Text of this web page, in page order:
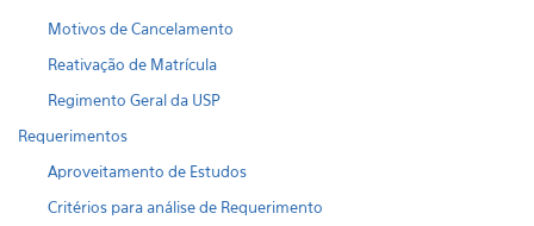
Motivos de Cancelamento
Reativação de Matrícula
Regimento Geral da USP
Requerimentos
Aproveitamento de Estudos
Critérios para análise de Requerimento